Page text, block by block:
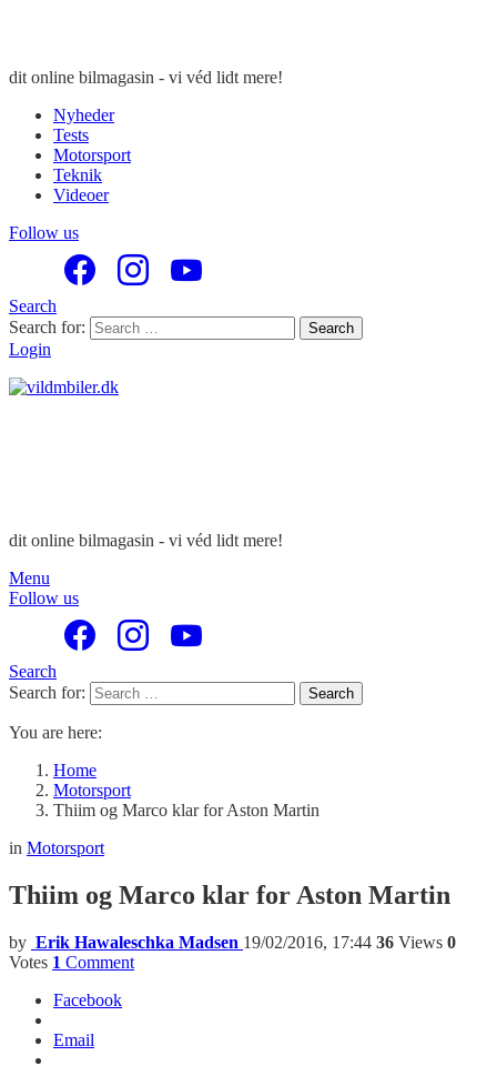
dit online bilmagasin - vi véd lidt mere!
Nyheder
Tests
Motorsport
Teknik
Videoer
Follow us
Search
Search for:
Search
Login
dit online bilmagasin - vi véd lidt mere!
Menu
Follow us
Search
Search for:
Search
You are here:
Home
Motorsport
Thiim og Marco klar for Aston Martin
in Motorsport
Thiim og Marco klar for Aston Martin
by Erik Hawaleschka Madsen 19/02/2016, 17:44 36 Views 0
Votes 1 Comment
Facebook
Email